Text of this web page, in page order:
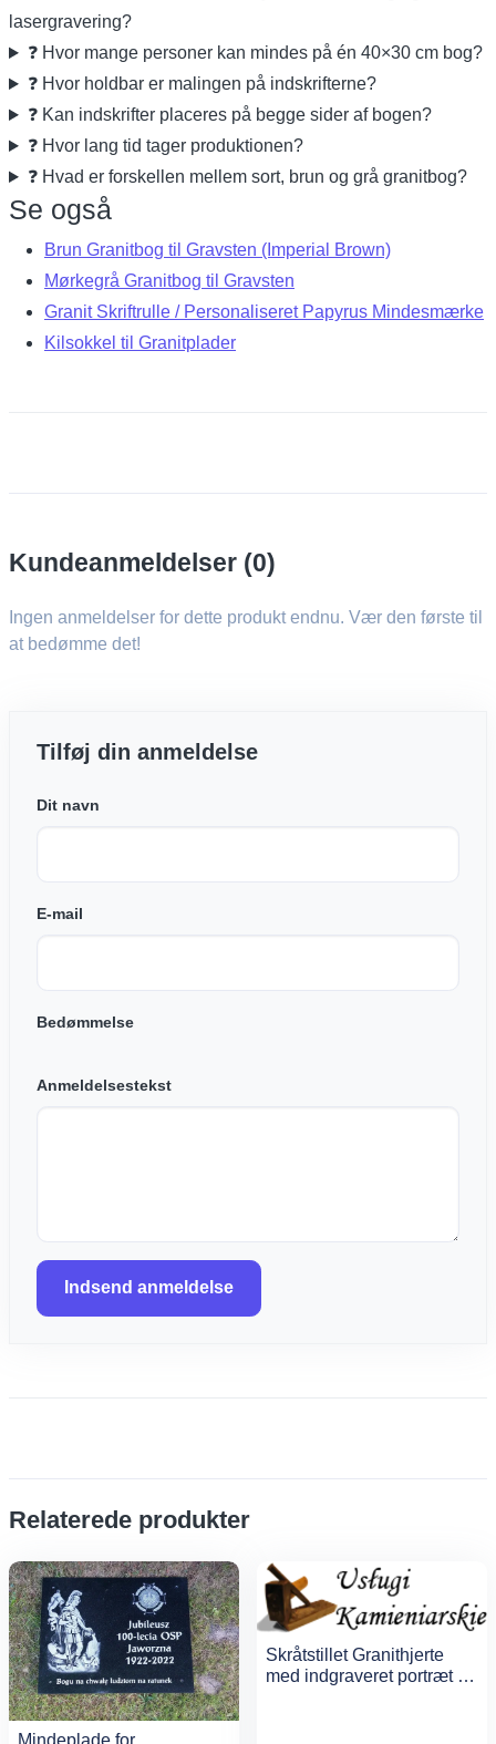
lasergravering?
❓ Hvor mange personer kan mindes på én 40×30 cm bog?
❓ Hvor holdbar er malingen på indskrifterne?
❓ Kan indskrifter placeres på begge sider af bogen?
❓ Hvor lang tid tager produktionen?
❓ Hvad er forskellen mellem sort, brun og grå granitbog?
Se også
Brun Granitbog til Gravsten (Imperial Brown)
Mørkegrå Granitbog til Gravsten
Granit Skriftrulle / Personaliseret Papyrus Mindesmærke
Kilsokkel til Granitplader
Kundeanmeldelser (0)
Ingen anmeldelser for dette produkt endnu. Vær den første til
at bedømme det!
Tilføj din anmeldelse
Dit navn
E-mail
Bedømmelse
Anmeldelsestekst
Indsend anmeldelse
Relaterede produkter
Mindeplade for
Skråtstillet Granithjerte
med indgraveret portræt og